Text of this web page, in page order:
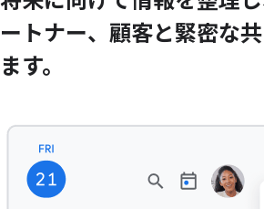
ートナー、 顧客と緊密な
ます。